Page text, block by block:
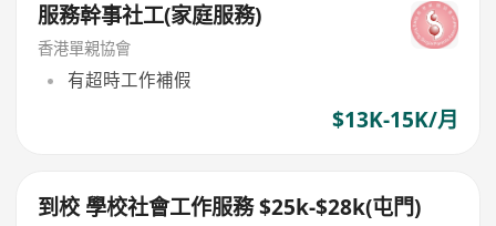
服務幹事社工(家庭服務)
香港單親協會
有超時工作補假
$13K-15K/月
到校 學校社會工作服務 $25k-$28k(屯門)